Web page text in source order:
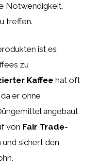
Notwendigkeit,
treffen.
ist es
zu
Kaffee hat oft
er ohne
angebaut
von Fair Trade-
und sichert den